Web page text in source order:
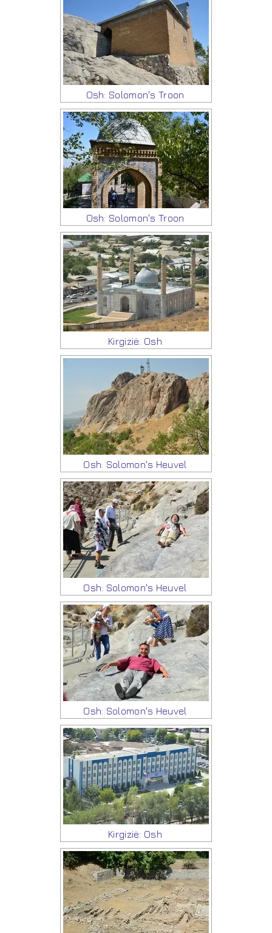
Osh: Solomon's Troon
Osh: Solomon's Troon
Kirgizië: Osh
Osh: Solomon's Heuvel
Osh: Solomon's Heuvel
Osh: Solomon's Heuvel
Kirgizië: Osh